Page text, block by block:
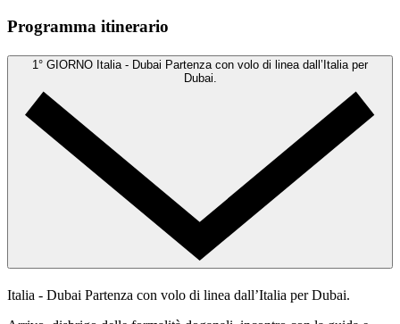
Programma itinerario
1° GIORNO Italia - Dubai Partenza con volo di linea dall’Italia per
Dubai.
Italia - Dubai Partenza con volo di linea dall’Italia per Dubai.